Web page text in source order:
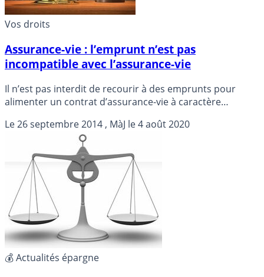
Vos droits
Assurance-vie : l’emprunt n’est pas
incompatible avec l’assurance-vie
Il n’est pas interdit de recourir à des emprunts pour
alimenter un contrat d’assurance-vie à caractère
Le26 septembre 2014 , MàJ le4 août 2020
💰 Actualités épargne